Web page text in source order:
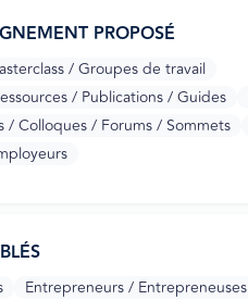
PROPOSÉ
/ Groupes de travail
/ Publications / Guides
/ Colloques / Forums / Sommets
Entrepreneurs / Entrepreneuses